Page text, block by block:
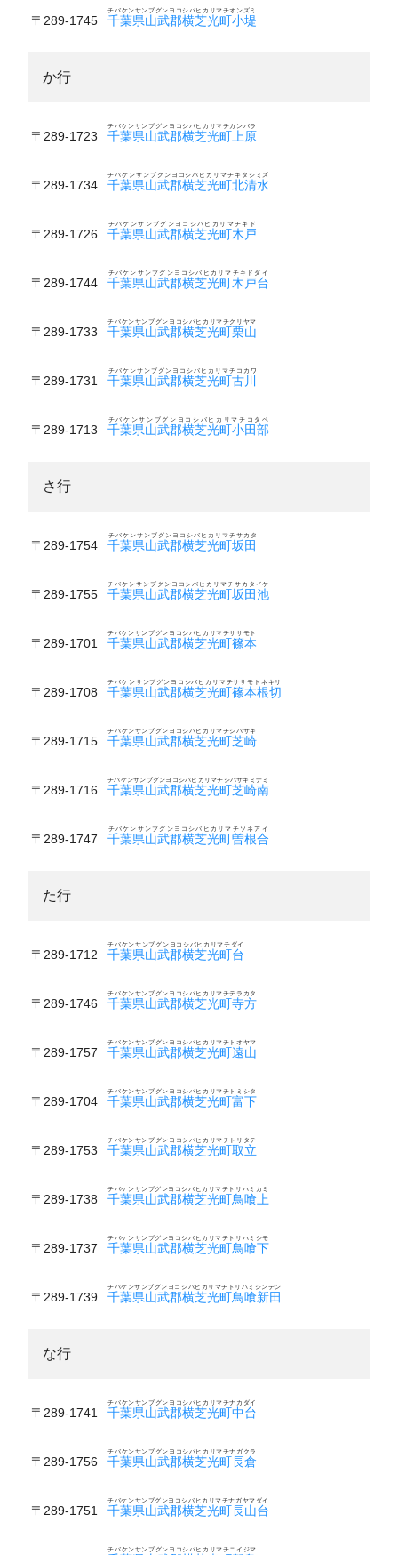
〒289-1745 千葉県山武郡横芝光町小堤
チバケンサンブグンヨコシバヒカリマチオンズミ
か行
〒289-1723 千葉県山武郡横芝光町上原
チバケンサンブグンヨコシバヒカリマチカンバラ
〒289-1734 千葉県山武郡横芝光町北清水
チバケンサンブグンヨコシバヒカリマチキタシミズ
〒289-1726 千葉県山武郡横芝光町木戸
チバケンサンブグンヨコシバヒカリマチキド
〒289-1744 千葉県山武郡横芝光町木戸台
チバケンサンブグンヨコシバヒカリマチキドダイ
〒289-1733 千葉県山武郡横芝光町栗山
チバケンサンブグンヨコシバヒカリマチクリヤマ
〒289-1731 千葉県山武郡横芝光町古川
チバケンサンブグンヨコシバヒカリマチコカワ
〒289-1713 千葉県山武郡横芝光町小田部
チバケンサンブグンヨコシバヒカリマチコタベ
さ行
〒289-1754 千葉県山武郡横芝光町坂田
チバケンサンブグンヨコシバヒカリマチサカタ
〒289-1755 千葉県山武郡横芝光町坂田池
チバケンサンブグンヨコシバヒカリマチサカタイケ
〒289-1701 千葉県山武郡横芝光町篠本
チバケンサンブグンヨコシバヒカリマチササモト
〒289-1708 千葉県山武郡横芝光町篠本根切
チバケンサンブグンヨコシバヒカリマチササモトネキリ
〒289-1715 千葉県山武郡横芝光町芝崎
チバケンサンブグンヨコシバヒカリマチシバサキ
〒289-1716 千葉県山武郡横芝光町芝崎南
チバケンサンブグンヨコシバヒカリマチシバサキミナミ
〒289-1747 千葉県山武郡横芝光町曽根合
チバケンサンブグンヨコシバヒカリマチソネアイ
た行
〒289-1712 千葉県山武郡横芝光町台
チバケンサンブグンヨコシバヒカリマチダイ
〒289-1746 千葉県山武郡横芝光町寺方
チバケンサンブグンヨコシバヒカリマチテラカタ
〒289-1757 千葉県山武郡横芝光町遠山
チバケンサンブグンヨコシバヒカリマチトオヤマ
〒289-1704 千葉県山武郡横芝光町富下
チバケンサンブグンヨコシバヒカリマチトミシタ
〒289-1753 千葉県山武郡横芝光町取立
チバケンサンブグンヨコシバヒカリマチトリタテ
〒289-1738 千葉県山武郡横芝光町鳥喰上
チバケンサンブグンヨコシバヒカリマチトリハミカミ
〒289-1737 千葉県山武郡横芝光町鳥喰下
チバケンサンブグンヨコシバヒカリマチトリハミシモ
〒289-1739 千葉県山武郡横芝光町鳥喰新田
チバケンサンブグンヨコシバヒカリマチトリハミシンデン
な行
〒289-1741 千葉県山武郡横芝光町中台
チバケンサンブグンヨコシバヒカリマチナカダイ
〒289-1756 千葉県山武郡横芝光町長倉
チバケンサンブグンヨコシバヒカリマチナガクラ
〒289-1751 千葉県山武郡横芝光町長山台
チバケンサンブグンヨコシバヒカリマチナガヤマダイ
チバケンサンブグンヨコシバヒカリマチニイジマ